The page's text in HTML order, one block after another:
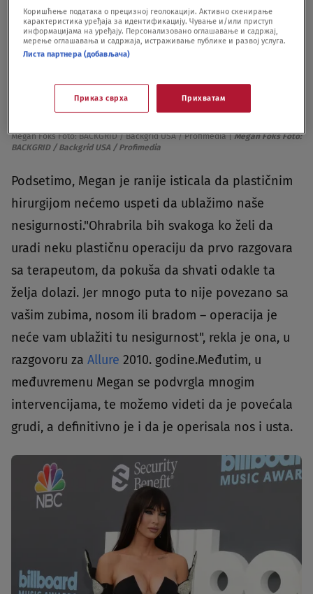
Megan Foks Foto: BACKGRID / Backgrid USA / Profimedia |Megan Foks Foto:
BACKGRID / Backgrid USA / Profimedia
Podsetimo, Megan je ranije isticala da plastičnim
hirurgijom nećemo uspeti da ublažimo naše
nesigurnosti."Ohrabrila bih svakoga ko želi da
uradi neku plastičnu operaciju da prvo razgovara
sa terapeutom, da pokuša da shvati odakle ta
želja dolazi. Jer mnogo puta to nije povezano sa
vašim zubima, nosom ili bradom – operacija je
neće vam ublažiti tu nesigurnost", rekla je ona, u
razgovoru za Allure 2010. godine.Međutim, u
međuvremenu Megan se podvrgla mnogim
intervencijama, te možemo videti da je povećala
grudi, a definitivno je i da je operisala nos i usta.
Коришћење података о прецизној геолокацији. Активно скенирање
карактеристика уређаја за идентификацију. Чување и/или приступ
информацијама на уређају. Персонализовано оглашавање и садржај,
мерење оглашавања и садржаја, истраживање публике и развој услуга.
Листа партнера (добављача)
Приказ сврха Прихватам